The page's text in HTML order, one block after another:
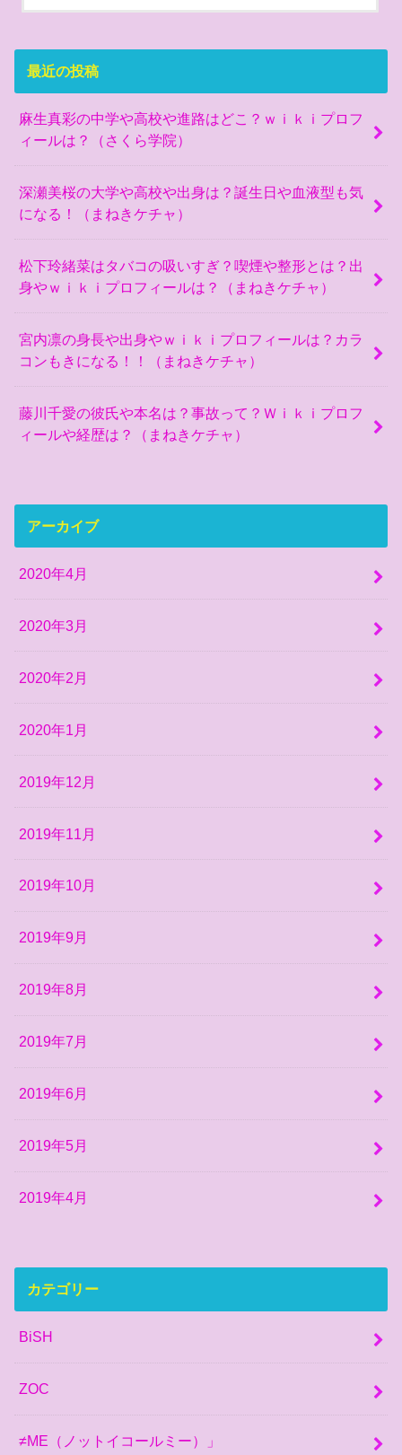
最近の投稿
麻生真彩の中学や高校や進路はどこ？ｗｉｋｉプロフ
ィールは？（さくら学院）
深瀬美桜の大学や高校や出身は？誕生日や血液型も気
になる！（まねきケチャ）
松下玲緒菜はタバコの吸いすぎ？喫煙や整形とは？出
身やｗｉｋｉプロフィールは？（まねきケチャ）
宮内凛の身長や出身やｗｉｋｉプロフィールは？カラ
コンもきになる！！（まねきケチャ）
藤川千愛の彼氏や本名は？事故って？Ｗｉｋｉプロフ
ィールや経歴は？（まねきケチャ）
アーカイブ
2020年4月
2020年3月
2020年2月
2020年1月
2019年12月
2019年11月
2019年10月
2019年9月
2019年8月
2019年7月
2019年6月
2019年5月
2019年4月
カテゴリー
BiSH
ZOC
≠ME（ノットイコールミー）」